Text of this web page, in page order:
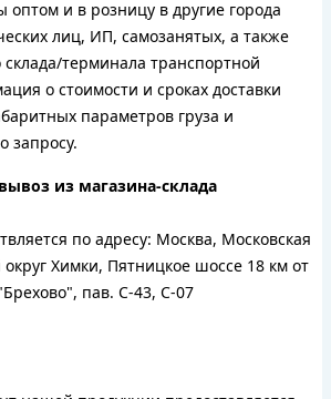
оптом и в розницу в другие города
лиц, ИП, самозанятых, а также
терминала транспортной
о стоимости и сроках доставки
параметров груза и
запросу.
из магазина-склада
по адресу: Москва, Московская
округ Химки, Пятницкое шоссе 18 км от
пав. С-43, С-07